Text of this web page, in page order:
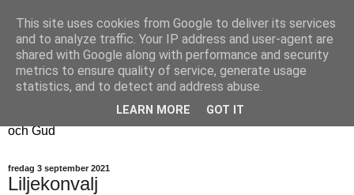
Fyren
Fyren finns för att sprida ljus i mörkret
För att påminna om guldkanterna i tillvaron
Här samsas jakt, hantverk, odling, och andra tankar om livet
och Gud
fredag 3 september 2021
Liljekonvalj
This site uses cookies from Google to deliver its services
and to analyze traffic. Your IP address and user-agent are
shared with Google along with performance and security
metrics to ensure quality of service, generate usage
statistics, and to detect and address abuse.
LEARN MORE GOT IT